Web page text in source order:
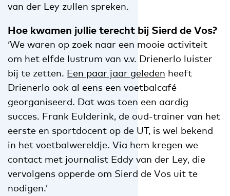
van der Ley zullen spreken.
Hoe kwamen jullie terecht bij Sierd de Vos?
‘We waren op zoek naar een mooie activiteit
om het elfde lustrum van v.v. Drienerlo luister
bij te zetten. Een paar jaar geleden heeft
Drienerlo ook al eens een voetbalcafé
georganiseerd. Dat was toen een aardig
succes. Frank Eulderink, de oud-trainer van het
eerste en sportdocent op de UT, is wel bekend
in het voetbalwereldje. Via hem kregen we
contact met journalist Eddy van der Ley, die
vervolgens opperde om Sierd de Vos uit te
nodigen.’